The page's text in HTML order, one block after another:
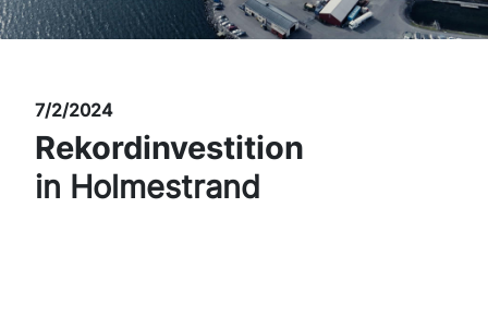
7/2/2024
Rekordinvestition
in Holmestrand